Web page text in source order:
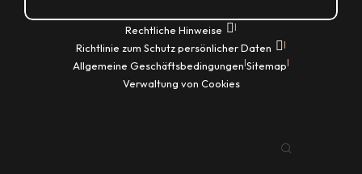
Rechtliche Hinweise |
Richtlinie zum Schutz persönlicher Daten |
Allgemeine Geschäftsbedingungen|Sitemap|
Verwaltung von Cookies